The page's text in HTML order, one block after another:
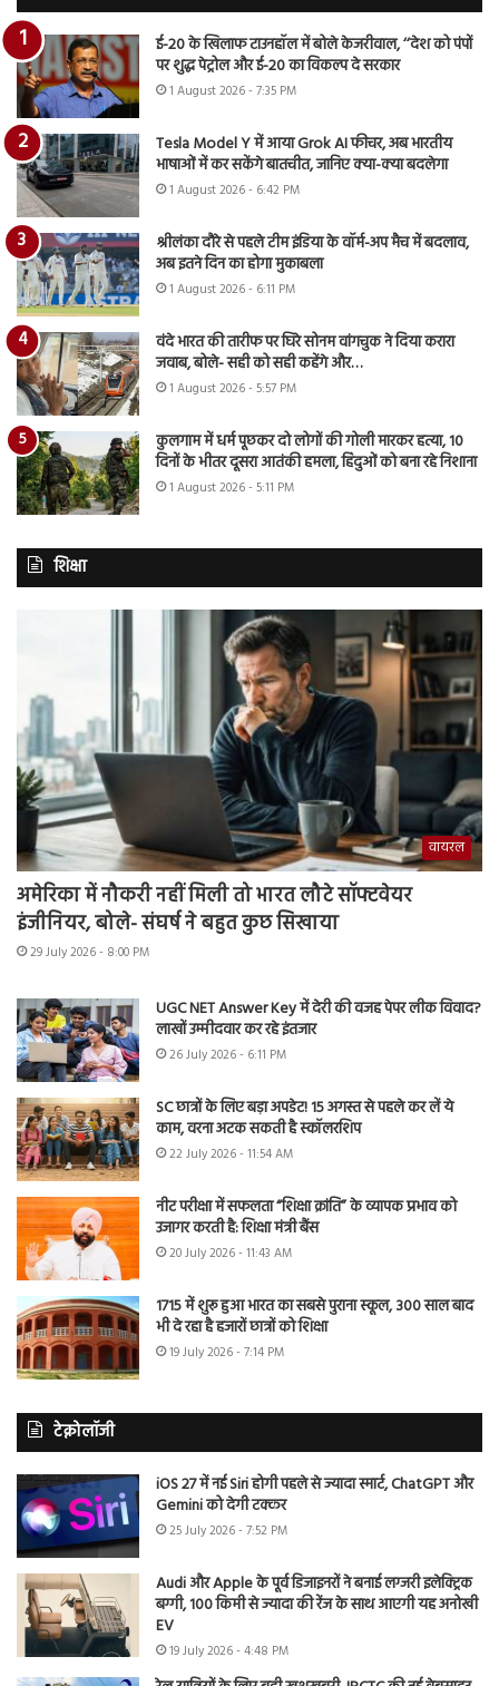
ई-20 के खिलाफ टाउनहॉल में बोले केजरीवाल, ‘‘देश को पंपों
पर शुद्ध पेट्रोल और ई-20 का विकल्प दे सरकार
1 August 2026 - 7:35 PM
Tesla Model Y में आया Grok AI फीचर, अब भारतीय
भाषाओं में कर सकेंगे बातचीत, जानिए क्या-क्या बदलेगा
1 August 2026 - 6:42 PM
श्रीलंका दौरे से पहले टीम इंडिया के वॉर्म-अप मैच में बदलाव,
अब इतने दिन का होगा मुकाबला
1 August 2026 - 6:11 PM
वंदे भारत की तारीफ पर घिरे सोनम वांगचुक ने दिया करारा
जवाब, बोले- सही को सही कहेंगे और…
1 August 2026 - 5:57 PM
कुलगाम में धर्म पूछकर दो लोगों की गोली मारकर हत्या, 10
दिनों के भीतर दूसरा आतंकी हमला, हिंदुओं को बना रहे निशाना
1 August 2026 - 5:11 PM
शिक्षा
वायरल
अमेरिका में नौकरी नहीं मिली तो भारत लौटे सॉफ्टवेयर
इंजीनियर, बोले- संघर्ष ने बहुत कुछ सिखाया
29 July 2026 - 8:00 PM
UGC NET Answer Key में देरी की वजह पेपर लीक विवाद?
लाखों उम्मीदवार कर रहे इंतजार
26 July 2026 - 6:11 PM
SC छात्रों के लिए बड़ा अपडेट! 15 अगस्त से पहले कर लें ये
काम, वरना अटक सकती है स्कॉलरशिप
22 July 2026 - 11:54 AM
नीट परीक्षा में सफलता “शिक्षा क्रांति” के व्यापक प्रभाव को
उजागर करती है: शिक्षा मंत्री बैंस
20 July 2026 - 11:43 AM
1715 में शुरू हुआ भारत का सबसे पुराना स्कूल, 300 साल बाद
भी दे रहा है हजारों छात्रों को शिक्षा
19 July 2026 - 7:14 PM
टेक्नोलॉजी
iOS 27 में नई Siri होगी पहले से ज्यादा स्मार्ट, ChatGPT और
Gemini को देगी टक्कर
25 July 2026 - 7:52 PM
Audi और Apple के पूर्व डिजाइनरों ने बनाई लग्जरी इलेक्ट्रिक
बग्गी, 100 किमी से ज्यादा की रेंज के साथ आएगी यह अनोखी
EV
19 July 2026 - 4:48 PM